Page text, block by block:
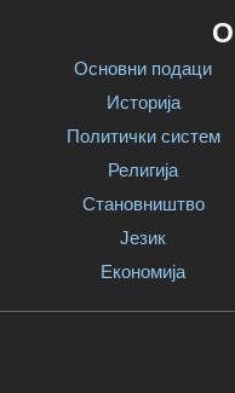
О
Основни подаци
Историја
Политички систем
Религија
Становништво
Језик
Економија